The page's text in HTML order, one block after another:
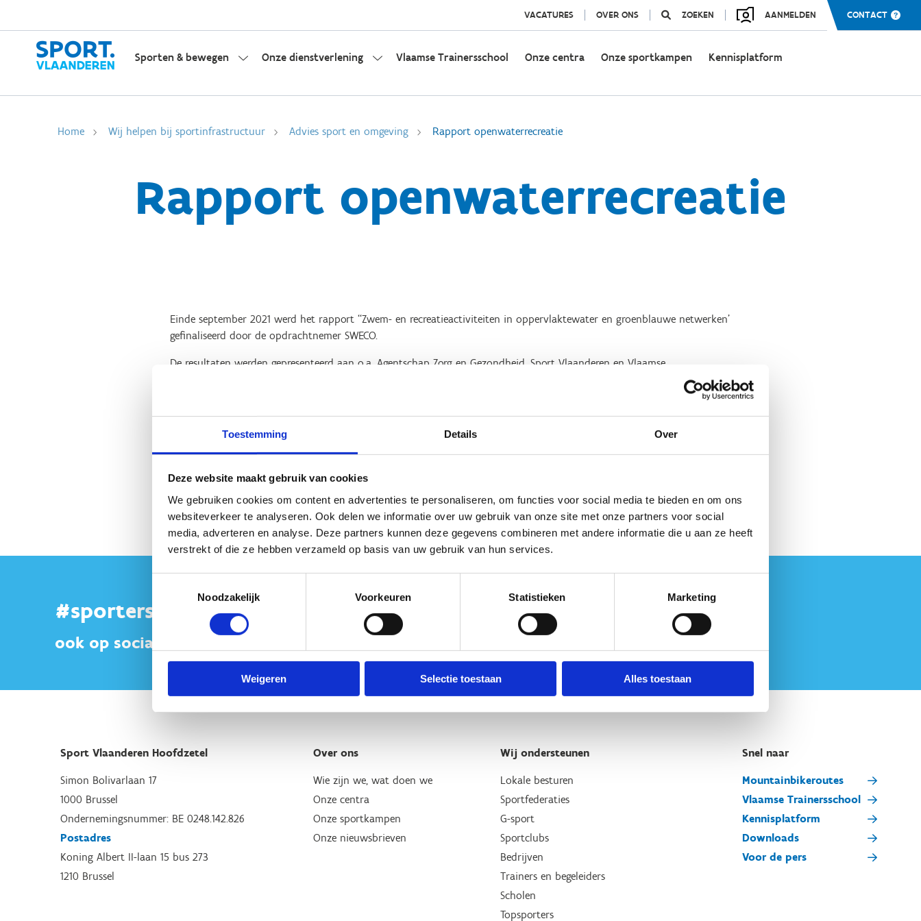
Toestemming Details Over
Deze website maakt gebruik van cookies
We gebruiken cookies om content en advertenties te personaliseren, om functies voor social media te bieden en om ons
websiteverkeer te analyseren. Ook delen we informatie over uw gebruik van onze site met onze partners voor social
media, adverteren en analyse. Deze partners kunnen deze gegevens combineren met andere informatie die u aan ze heeft
verstrekt of die ze hebben verzameld op basis van uw gebruik van hun services.
Noodzakelijk
Voorkeuren Statistieken Marketing
Weigeren Selectie toestaan Alles toestaan
VACATURES OVER ONS ZOEKEN AANMELDEN CONTACT
Sporten & bewegen Onze dienstverlening Vlaamse Trainersschool Onze centra Onze sportkampen Kennisplatform
Home Wij helpen bij sportinfrastructuur Advies sport en omgeving Rapport openwaterrecreatie
Rapport openwaterrecreatie
Einde september 2021 werd het rapport ‘‘Zwem- en recreatieactiviteiten in oppervlaktewater en groenblauwe netwerken’
gefinaliseerd door de opdrachtnemer SWECO.
De resultaten werden gepresenteerd aan o.a. Agentschap Zorg en Gezondheid, Sport Vlaanderen en Vlaamse
Op basis van de vergelijking tussen enkele Europese lidstaten worden in het rapport een aantal beleidsaanbevelingen
Agentschap Zorg en Gezondheid en Sport Vlaanderen die deze studie gefinancierd hebben, zullen samen met de andere
betrokken administraties (o.a. departement Omgeving en VMM) in onderling overleg afstemmen hoe de beleidsaanbevelingen
kunnen omgezet worden.
Lees hier het rapport
#sportersbelevenmeer
ook op sociale media
Sport Vlaanderen Hoofdzetel
Simon Bolivarlaan 17
1000 Brussel
Ondernemingsnummer: BE 0248.142.826
Postadres
Koning Albert II-laan 15 bus 273
1210 Brussel
Over ons
Wie zijn we, wat doen we
Onze centra
Onze sportkampen
Onze nieuwsbrieven
Wij ondersteunen
Lokale besturen
Sportfederaties
G-sport
Sportclubs
Bedrijven
Trainers en begeleiders
Scholen
Topsporters
Snel naar
Mountainbikeroutes
Vlaamse Trainersschool
Kennisplatform
Downloads
Voor de pers